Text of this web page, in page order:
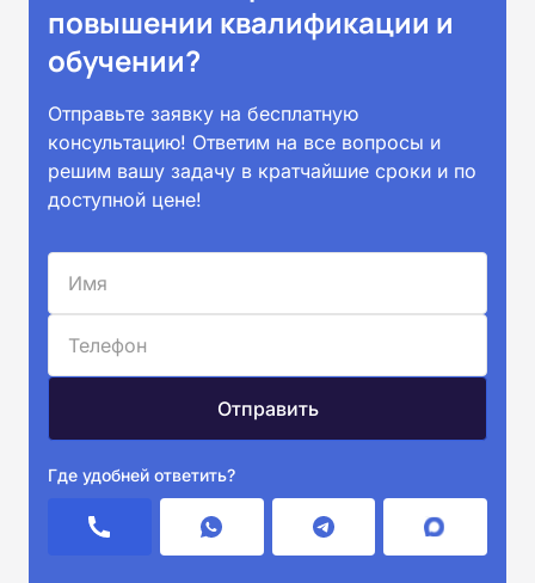
повышении квалификации и
обучении?
Отправьте заявку на бесплатную
консультацию! Ответим на все вопросы и
решим вашу задачу в кратчайшие сроки и по
доступной цене!
Где удобней ответить?